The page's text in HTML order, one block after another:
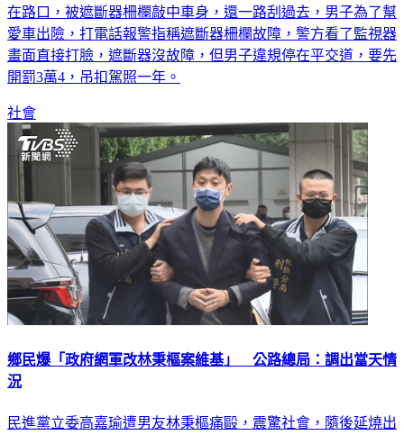
在路口，被遮斷器柵欄敲中車身，還一路刮過去，男子為了幫
愛車出險，打電話報警指稱遮斷器柵欄故障，警方看了監視器
畫面直接打臉，遮斷器沒故障，但男子違規停在平交道，要先
開罰3萬4，吊扣駕照一年。
社會
鄉民爆「政府網軍改林秉樞案維基」 公路總局：調出當天情
況
民進黨立委高嘉瑜遭男友林秉樞痛毆，震驚社會，隨後延燒出